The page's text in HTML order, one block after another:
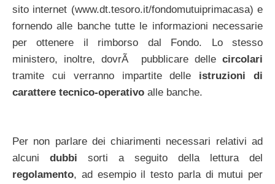
sito internet (www.dt.tesoro.it/fondomutuiprimacasa) e
fornendo alle banche tutte le informazioni necessarie
per ottenere il rimborso dal Fondo. Lo stesso
ministero, inoltre, dovrÃ pubblicare delle circolari
tramite cui verranno impartite delle istruzioni di
carattere tecnico-operativo alle banche.
Per non parlare dei chiarimenti necessari relativi ad
alcuni dubbi sorti a seguito della lettura del
regolamento, ad esempio il testo parla di mutui per